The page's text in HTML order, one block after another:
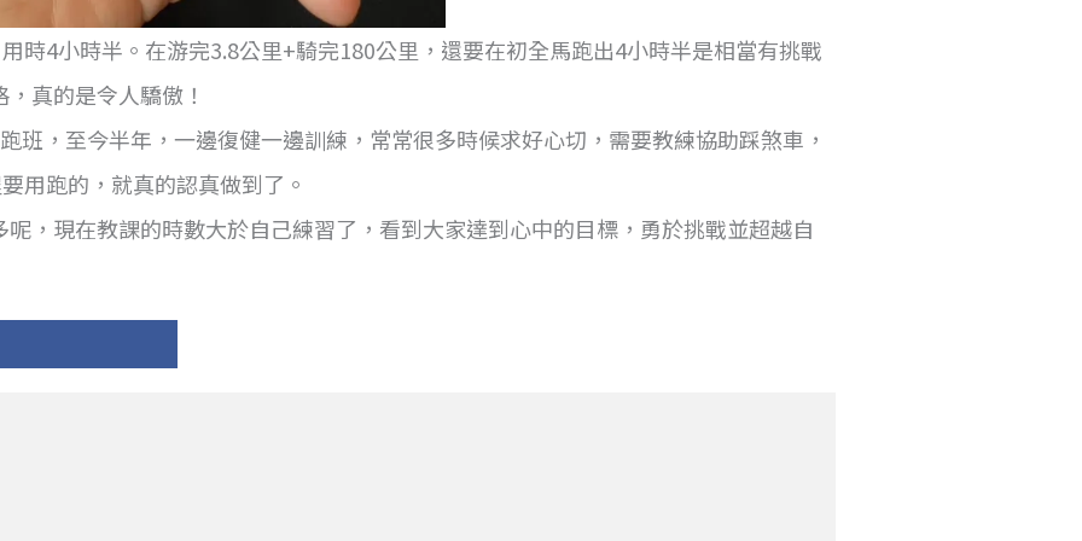
時4小時半。在游完3.8公里+騎完180公里，還要在初全馬跑出4小時半是相當有挑戰
真的是令人驕傲！
，至今半年，一邊復健一邊訓練，常常很多時候求好心切，需要教練協助踩煞車，
用跑的，就真的認真做到了。
，現在教課的時數大於自己練習了，看到大家達到心中的目標，勇於挑戰並超越自